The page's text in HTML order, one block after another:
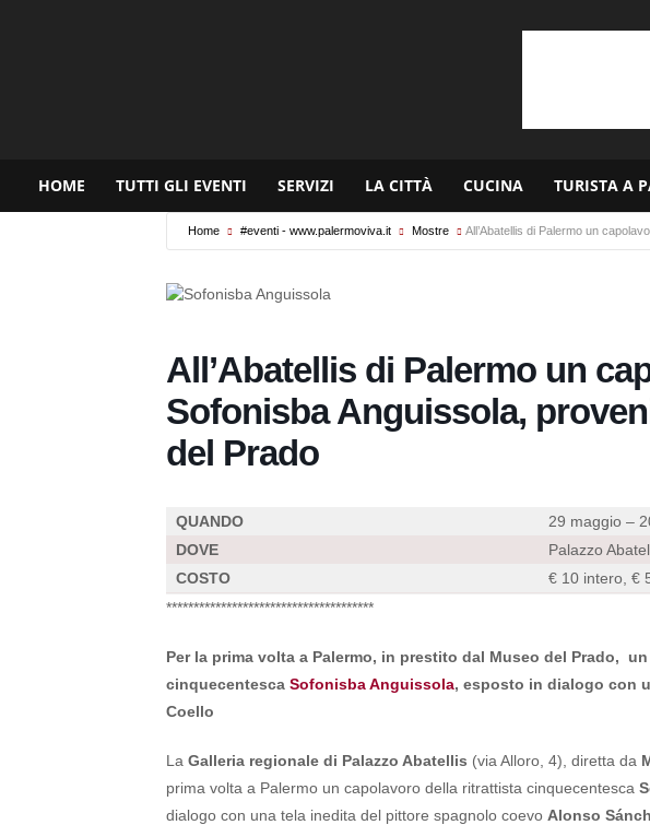
HOME TUTTI GLI EVENTI SERVIZI LA CITTÀ CUCINA TURISTA A
Home #eventi - www.palermoviva.it Mostre All’Abatellis di Palermo un
All’Abatellis di Palermo un
Sofonisba Anguissola,
del Prado
QUANDO
29 maggio –
DOVE
Palazzo
COSTO
€ 10 intero, €
**************************************
Per la prima volta a Palermo, in prestito dal Museo del Prado,
cinquecentesca Sofonisba Anguissola, esposto in dialogo con
Coello
La Galleria regionale di Palazzo Abatellis (via Alloro, 4), diretta da
prima volta a Palermo un capolavoro della ritrattista cinquecentesca
dialogo con una tela inedita del pittore spagnolo coevo Alonso